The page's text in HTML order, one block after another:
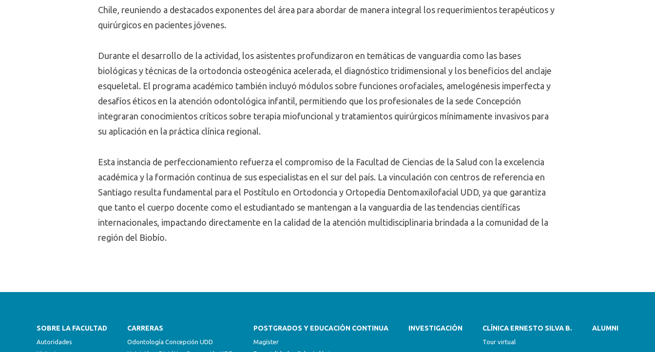
Chile, reuniendo a destacados exponentes del área para abordar de manera integral los requerimientos terapéuticos y
quirúrgicos en pacientes jóvenes.
Durante el desarrollo de la actividad, los asistentes profundizaron en temáticas de vanguardia como las bases
biológicas y técnicas de la ortodoncia osteogénica acelerada, el diagnóstico tridimensional y los beneficios del anclaje
esqueletal. El programa académico también incluyó módulos sobre funciones orofaciales, amelogénesis imperfecta y
desafíos éticos en la atención odontológica infantil, permitiendo que los profesionales de la sede Concepción
integraran conocimientos críticos sobre terapia miofuncional y tratamientos quirúrgicos mínimamente invasivos para
su aplicación en la práctica clínica regional.
Esta instancia de perfeccionamiento refuerza el compromiso de la Facultad de Ciencias de la Salud con la excelencia
académica y la formación continua de sus especialistas en el sur del país. La vinculación con centros de referencia en
Santiago resulta fundamental para el Postítulo en Ortodoncia y Ortopedia Dentomaxilofacial UDD, ya que garantiza
que tanto el cuerpo docente como el estudiantado se mantengan a la vanguardia de las tendencias científicas
internacionales, impactando directamente en la calidad de la atención multidisciplinaria brindada a la comunidad de la
región del Biobío.
SOBRE LA FACULTAD
Autoridades
CARRERAS
Odontología Concepción UDD
POSTGRADOS Y EDUCACIÓN CONTINUA
Magíster
INVESTIGACIÓN CLÍNICA ERNESTO SILVA B.
Tour virtual
ALUMNI